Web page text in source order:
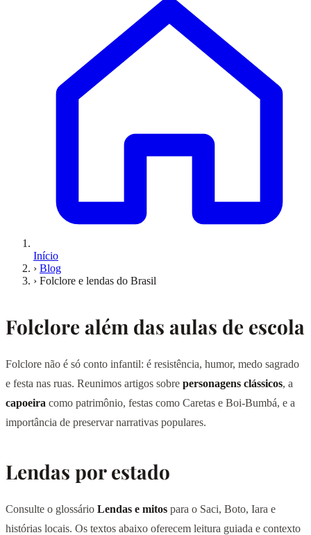
Início
› Blog
› Folclore e lendas do Brasil
Folclore além das aulas de escola
Folclore não é só conto infantil: é resistência, humor, medo sagrado
e festa nas ruas. Reunimos artigos sobre personagens clássicos, a
capoeira como patrimônio, festas como Caretas e Boi-Bumbá, e a
importância de preservar narrativas populares.
Lendas por estado
Consulte o glossário Lendas e mitos para o Saci, Boto, Iara e
histórias locais. Os textos abaixo oferecem leitura guiada e contexto